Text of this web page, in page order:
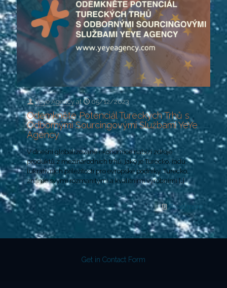
Yeye Agency at 05/12/2023
Odemkněte Potenciál Tureckých Trhů s
Odbornými Sourcingovými Službami YeYe
Agency
V dnešní globalizované ekonomice nabízí zdroje
produktů z mezinárodních trhů, jako je Turecko, řadu
lukrativních příležitostí pro evropské podniky. Turecko,
známé svými rozmanitými a kvalitními výrobními […]
Read more
Get in Contact Form